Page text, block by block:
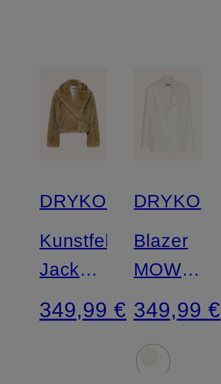
DRYKORN
Kunstfell-
Jacke
ADWELL
349,99 €
Blazer
MOWTIE
aus
Leinen
349,99 €